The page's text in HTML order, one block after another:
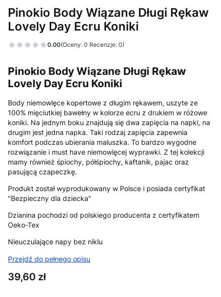
Pinokio Body Wiązane Długi Rękaw
Lovely Day Ecru Koniki
0.00(Oceny: 0 Recenzje: 0)
Pinokio Body Wiązane Długi Rękaw
Lovely Day Ecru Koniki
Body niemowlęce kopertowe z długim rękawem, uszyte ze
100% mięciutkiej bawełny w kolorze ecru z drukiem w różowe
koniki. Na jednym boku znajdują się dwa zapięcia na napki, na
drugim jest jedna napka. Taki rodzaj zapięcia zapewnia
komfort podczas ubierania maluszka. To bardzo wygodne
rozwiązanie i must have niemowlęcej wyprawki. Z tej kolekcji
mamy również śpiochy, półśpiochy, kaftanik, pajac oraz
pasującą czapeczkę.
Produkt został wyprodukowany w Polsce i posiada certyfikat
"Bezpieczny dla dziecka"
Dzianina pochodzi od polskiego producenta z certyfikatem
Oeko-Tex
Nieuczulające napy bez niklu
Przejdź do pełnego opisu
Cena
39,60 zł